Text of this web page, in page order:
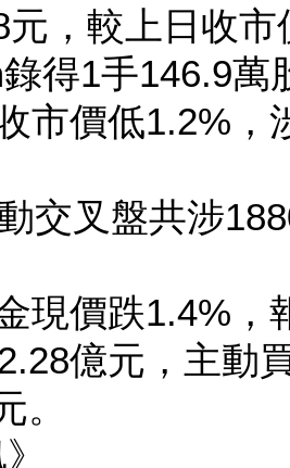
，較上日收
得1手146.9
市價低1.2%，
叉盤共涉
價跌1.4%，
億元，主動
。